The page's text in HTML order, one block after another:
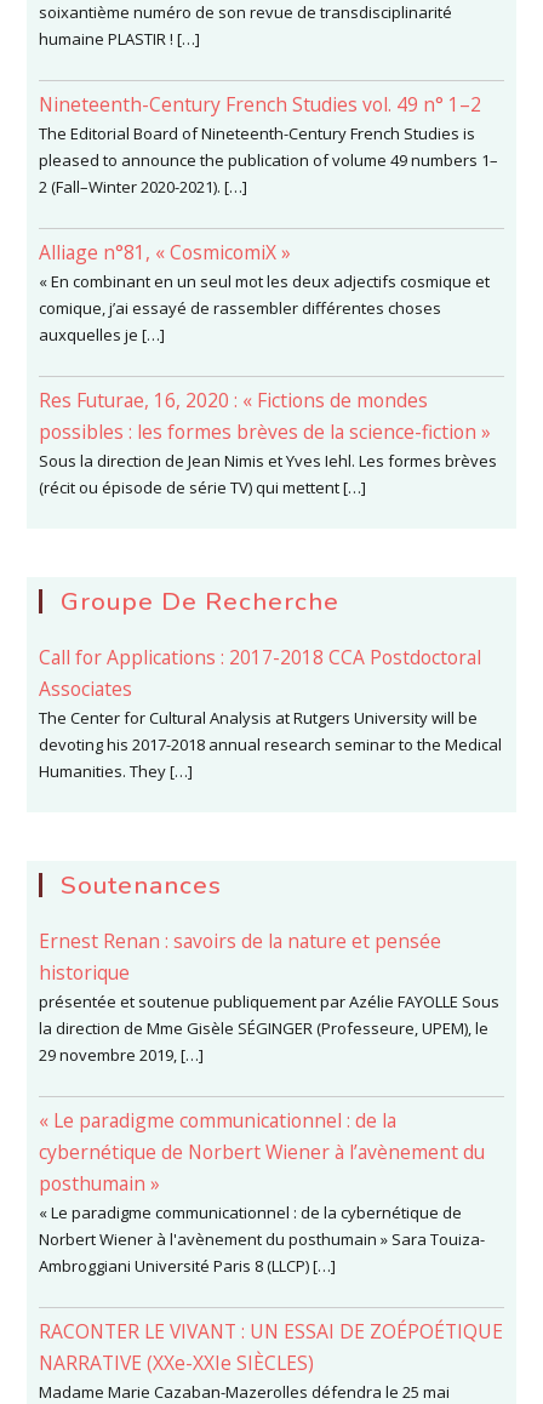
soixantième numéro de son revue de transdisciplinarité
humaine PLASTIR ! […]
Nineteenth-Century French Studies vol. 49 n° 1–2
The Editorial Board of Nineteenth-Century French Studies is
pleased to announce the publication of volume 49 numbers 1–
2 (Fall–Winter 2020-2021). […]
Alliage n°81, « CosmicomiX »
« En combinant en un seul mot les deux adjectifs cosmique et
comique, j’ai essayé de rassembler différentes choses
auxquelles je […]
Res Futurae, 16, 2020 : « Fictions de mondes
possibles : les formes brèves de la science-fiction »
Sous la direction de Jean Nimis et Yves Iehl. Les formes brèves
(récit ou épisode de série TV) qui mettent […]
Groupe De Recherche
Call for Applications : 2017-2018 CCA Postdoctoral
Associates
The Center for Cultural Analysis at Rutgers University will be
devoting his 2017-2018 annual research seminar to the Medical
Humanities. They […]
Soutenances
Ernest Renan : savoirs de la nature et pensée
historique
présentée et soutenue publiquement par Azélie FAYOLLE Sous
la direction de Mme Gisèle SÉGINGER (Professeure, UPEM), le
29 novembre 2019, […]
« Le paradigme communicationnel : de la
cybernétique de Norbert Wiener à l’avènement du
posthumain »
« Le paradigme communicationnel : de la cybernétique de
Norbert Wiener à l'avènement du posthumain » Sara Touiza-
Ambroggiani Université Paris 8 (LLCP) […]
RACONTER LE VIVANT : UN ESSAI DE ZOÉPOÉTIQUE
NARRATIVE (XXe-XXIe SIÈCLES)
Madame Marie Cazaban-Mazerolles défendra le 25 mai